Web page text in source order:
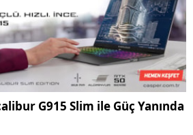
G915 Slim ile Güç Yanında